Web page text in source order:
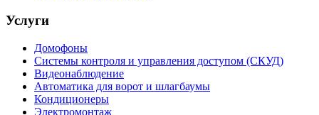
Услуги
Домофоны
Системы контроля и управления доступом (СКУД)
Видеонаблюдение
Автоматика для ворот и шлагбаумы
Кондиционеры
Электромонтаж